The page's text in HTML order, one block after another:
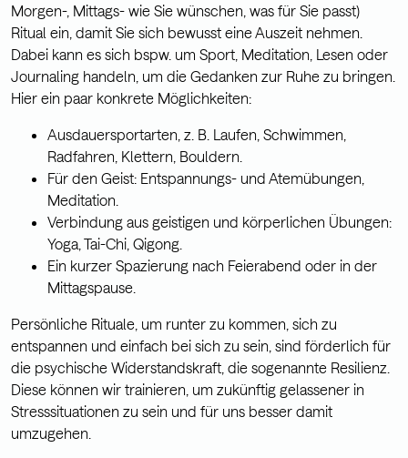
Morgen-, Mittags- wie Sie wünschen, was für Sie passt)
Ritual ein, damit Sie sich bewusst eine Auszeit nehmen.
Dabei kann es sich bspw. um Sport, Meditation, Lesen oder
Journaling handeln, um die Gedanken zur Ruhe zu bringen.
Hier ein paar konkrete Möglichkeiten:
Ausdauersportarten, z. B. Laufen, Schwimmen,
Radfahren, Klettern, Bouldern.
Für den Geist: Entspannungs- und Atemübungen,
Meditation.
Verbindung aus geistigen und körperlichen Übungen:
Yoga, Tai-Chi, Qigong.
Ein kurzer Spazierung nach Feierabend oder in der
Mittagspause.
Persönliche Rituale, um runter zu kommen, sich zu
entspannen und einfach bei sich zu sein, sind förderlich für
die psychische Widerstandskraft, die sogenannte Resilienz.
Diese können wir trainieren, um zukünftig gelassener in
Stresssituationen zu sein und für uns besser damit
umzugehen.